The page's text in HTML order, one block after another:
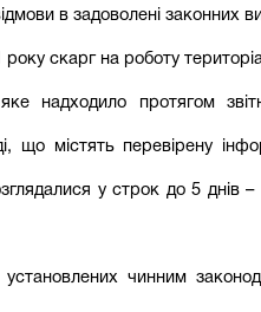
в задоволені законних
року скарг на роботу
надходило протягом
що містять перевірену
у строк до 5
чинним